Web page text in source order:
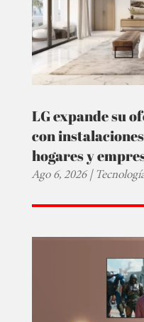
LG expande su
con
hogares y
Ago 6, 2026|